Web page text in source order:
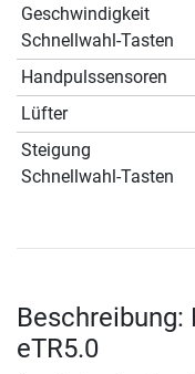
Geschwindigkeit
Schnellwahl-Tasten
Handpulssensoren
Lüfter
Steigung
Schnellwahl-Tasten
Beschreibung:
eTR5.0